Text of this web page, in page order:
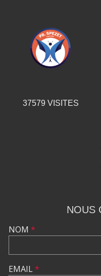
37579 VISITES
NOUS
NOM *
EMAIL*